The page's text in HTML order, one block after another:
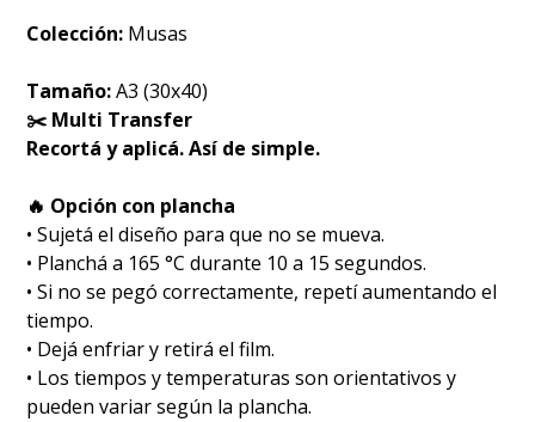
Colección: Musas
Tamaño:A3 (30x40)
✂️ Multi Transfer
Recortá y aplicá. Así de simple.
🔥 Opción con plancha
• Sujetá el diseño para que no se mueva.
• Planchá a 165 °C durante 10 a 15 segundos.
• Si no se pegó correctamente, repetí aumentando el
tiempo.
• Dejá enfriar y retirá el film.
• Los tiempos y temperaturas son orientativos y
pueden variar según la plancha.